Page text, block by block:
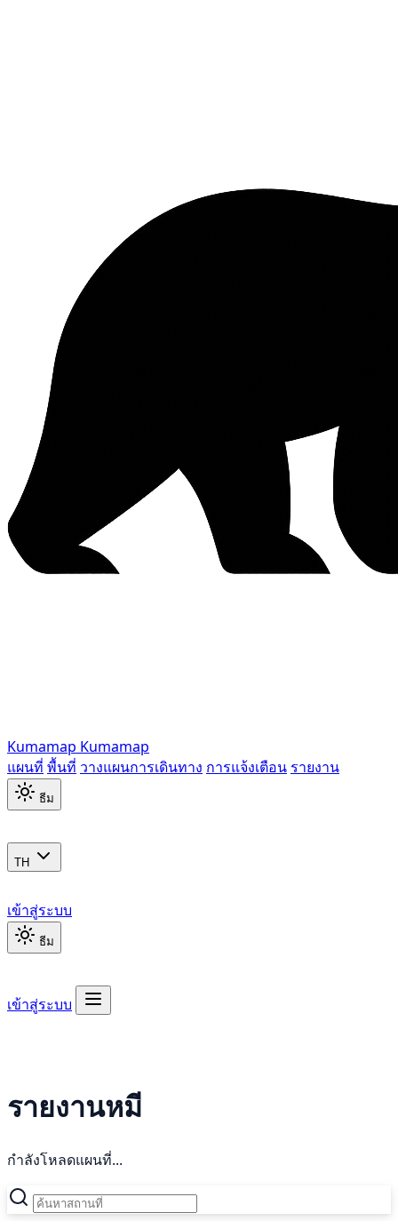
Kumamap Kumamap
แผนที่ พื้นที่ วางแผนการเดินทาง การแจ้งเตือน รายงาน
ธีม
TH
เข้าสู่ระบบ
ธีม
เข้าสู่ระบบ
รายงานหมี
กำลังโหลดแผนที่...